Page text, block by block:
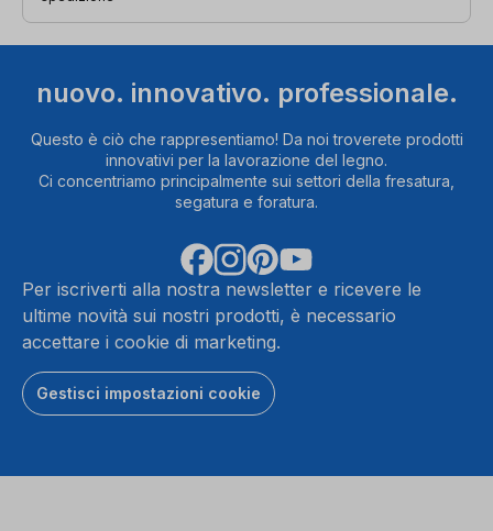
nuovo. innovativo. professionale.
Questo è ciò che rappresentiamo! Da noi troverete prodotti
innovativi per la lavorazione del legno.
Ci concentriamo principalmente sui settori della fresatura,
segatura e foratura.
Per iscriverti alla nostra newsletter e ricevere le
ultime novità sui nostri prodotti, è necessario
accettare i cookie di marketing.
Gestisci impostazioni cookie